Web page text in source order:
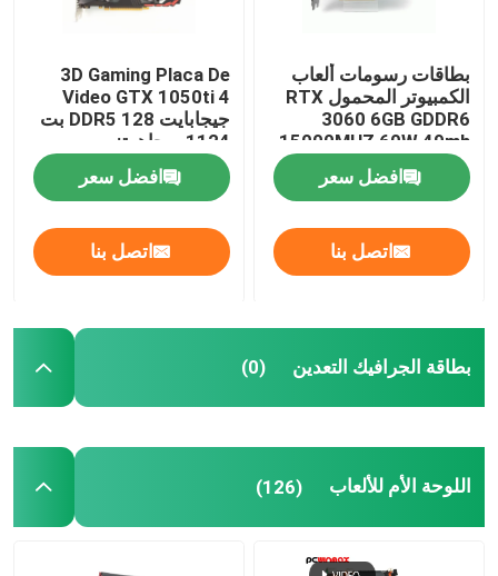
بطاقات رسومات ألعاب
الكمبيوتر المحمول RTX
3060 6GB GDDR6
15000MHZ 60W 49mh
/ S.
افضل سعر
اتصل بنا
3D Gaming Placa De
Video GTX 1050ti 4
جيجابايت DDR5 128 بت
1124 ميجاهرتز
افضل سعر
اتصل بنا
بطاقة الجرافيك التعدين (0)
اللوحة الأم للألعاب (126)